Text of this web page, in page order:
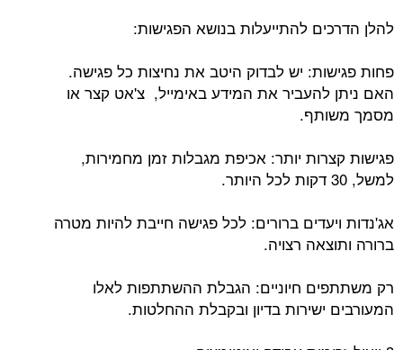
להלן הדרכים להתייעלות בנושא הפגישות:
פחות פגישות: יש לבדוק היטב את נחיצות כל פגישה.
האם ניתן להעביר את המידע באימייל, צ'אט קצר או
מסמך משותף.
פגישות קצרות יותר: אכיפת מגבלות זמן מחמירות,
למשל, 30 דקות לכל היותר.
אג'נדות ויעדים ברורים: לכל פגישה חייבת להיות מטרה
ברורה ותוצאה רצויה.
רק משתתפים חיוניים: הגבלת ההשתתפות לאלו
המעורבים ישירות בדיון ובקבלת ההחלטות.